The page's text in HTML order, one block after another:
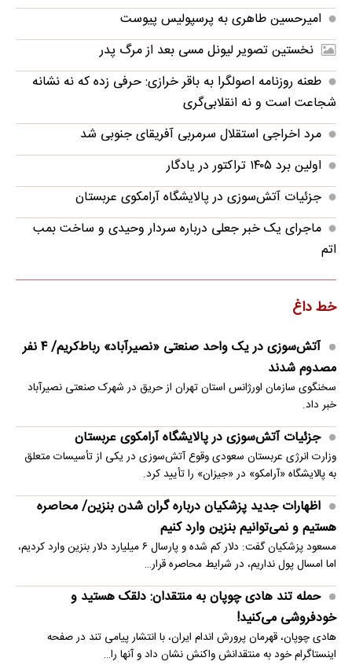
امیرحسین طاهری به پرسپولیس پیوست
نخستین تصویر لیونل مسی بعد از مرگ پدر
طعنه روزنامه اصولگرا به باقر خرازی: حرفی زده که نه نشانه
شجاعت است و نه انقلابی‌گری
مرد اخراجی استقلال سرمربی آفریقای جنوبی شد
اولین برد ۱۴۰۵ تراکتور در یادگار
جزئیات آتش‌سوزی در پالایشگاه آرامکوی عربستان
ماجرای یک خبر جعلی درباره سردار وحیدی و ساخت بمب
اتم
خط داغ
آتش‌سوزی در یک واحد صنعتی «نصیرآباد» رباط‌کریم/ ۴ نفر
مصدوم شدند
سخنگوی سازمان اورژانس استان تهران از حریق در شهرک صنعتی نصیرآباد
خبر داد.
جزئیات آتش‌سوزی در پالایشگاه آرامکوی عربستان
وزارت انرژی عربستان سعودی وقوع آتش‌سوزی در یکی از تأسیسات متعلق
به پالایشگاه «آرامکو» در «جیزان» را تأیید کرد.
اظهارات جدید پزشکیان درباره گران شدن بنزین/ محاصره
هستیم و نمی‌توانیم بنزین وارد کنیم
مسعود پزشکیان گفت: دلار کم شده و پارسال ۶ میلیارد دلار بنزین وارد کردیم،
اما امسال پول نداریم، در شرایط محاصره قرار…
حمله تند هادی چوپان به منتقدان: دلقک هستید و
خودفروشی می‌کنید!
هادی چوپان، قهرمان پرورش اندام ایران، با انتشار پیامی تند در صفحه
اینستاگرام خود به منتقدانش واکنش نشان داد و آنها را…